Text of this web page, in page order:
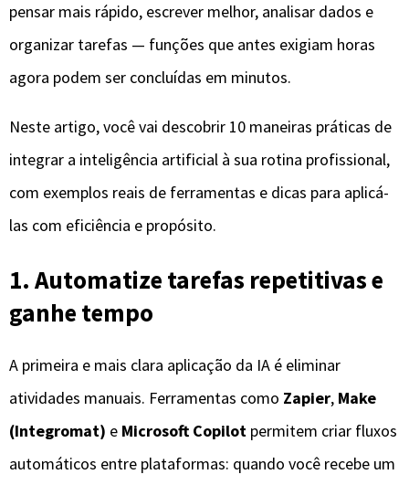
pensar mais rápido, escrever melhor, analisar dados e
organizar tarefas — funções que antes exigiam horas
agora podem ser concluídas em minutos.
Neste artigo, você vai descobrir 10 maneiras práticas de
integrar a inteligência artificial à sua rotina profissional,
com exemplos reais de ferramentas e dicas para aplicá-
las com eficiência e propósito.
1. Automatize tarefas repetitivas e
ganhe tempo
A primeira e mais clara aplicação da IA é eliminar
atividades manuais. Ferramentas como Zapier, Make
(Integromat) e Microsoft Copilot permitem criar fluxos
automáticos entre plataformas: quando você recebe um